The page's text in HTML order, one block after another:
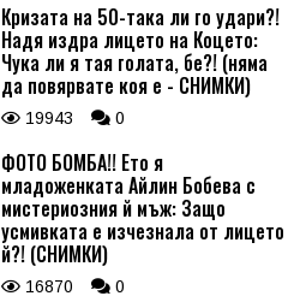
Кризата на 50-така ли го удари?!
Надя издра лицето на Коцето:
Чука ли я тая голата, бе?! (няма
да повярвате коя е - СНИМКИ)
19943 0
ФОТО БОМБА!! Ето я
младоженката Айлин Бобева с
мистериозния й мъж: Защо
усмивката е изчезнала от лицето
й?! (СНИМКИ)
16870 0